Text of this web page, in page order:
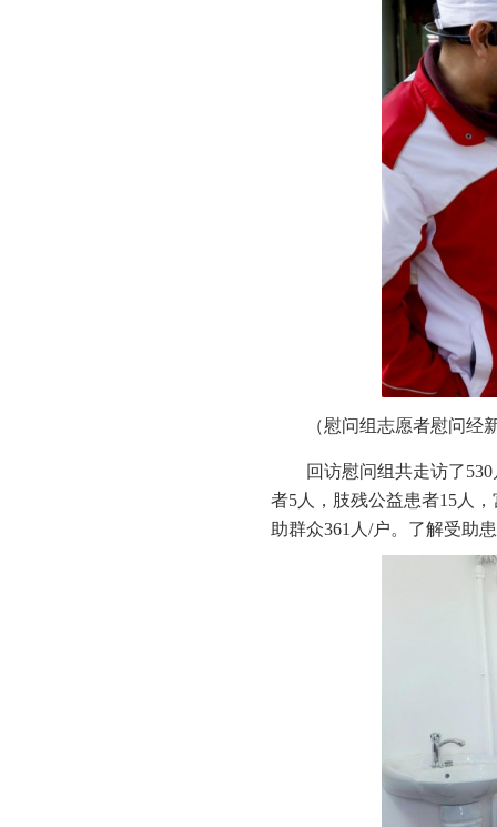
（慰问组志愿者慰问经
回访慰问组共走访了
者5人，肢残公益患者15人
助群众361人/户。了解受助